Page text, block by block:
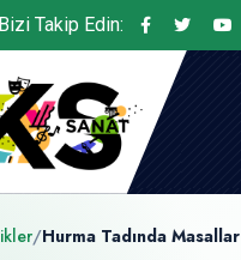
Bizi Takip Edin:
/Hurma Tadında Masallar